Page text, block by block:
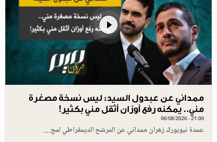
ممداني عن عبدول السيد: ليس نسخة مصغرة
مني.. يمكنه رفع أوزان أثقل مني بكثير!
06/08/2026 - 21:00
عمدة نيويورك زهران ممداني عن المرشح الديمقراطي لمج…